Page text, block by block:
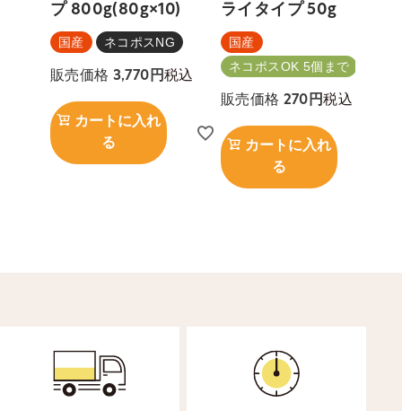
プ 800g(80g×10)
国産 ネコポスNG
販売価格 3,770 税込
カートに入れ
る
ライタイプ 50g
国産
ネコポスOK 5個まで
販売価格 270 税込
カートに入れ
る